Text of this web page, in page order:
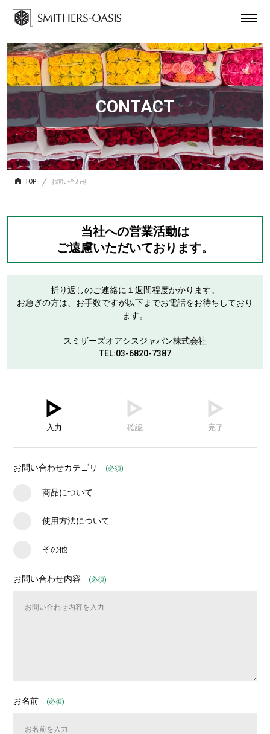
検索
CONTACT
TOP お問い合わせ
当社への営業活動は
ご遠慮いただいております。
折り返しのご連絡に１週間程度かかります。
お急ぎの方は、お手数ですが以下までお電話をお待ちしており
ます。
スミザーズオアシスジャパン株式会社
TEL:03-6820-7387
入力 確認 完了
お問い合わせカテゴリ (必須)
商品について
使用方法について
その他
お問い合わせ内容 (必須)
お名前 (必須)